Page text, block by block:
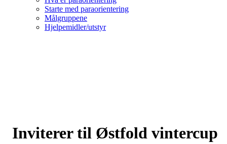
Starte med paraorientering
Målgruppene
Hjelpemidler/utstyr
Inviterer til Østfold vintercup